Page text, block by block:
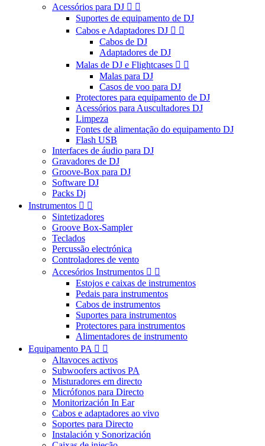
Acessórios para DJ  
Suportes de equipamento de DJ
Cabos e Adaptadores DJ  
Cabos de DJ
Adaptadores de DJ
Malas de DJ e Flightcases  
Malas para DJ
Casos de voo para DJ
Protectores para equipamento de DJ
Acessórios para Auscultadores DJ
Limpeza
Fontes de alimentação do equipamento DJ
Flash USB
Interfaces de áudio para DJ
Gravadores de DJ
Groove-Box para DJ
Software DJ
Packs Dj
Instrumentos  
Sintetizadores
Groove Box-Sampler
Teclados
Percussão electrónica
Controladores de vento
Accesórios Instrumentos  
Estojos e caixas de instrumentos
Pedais para instrumentos
Cabos de instrumentos
Suportes para instrumentos
Protectores para instrumentos
Alimentadores de instrumento
Equipamento PA  
Altavoces activos
Subwoofers activos PA
Misturadores em directo
Micrófonos para Directo
Monitorización In Ear
Cabos e adaptadores ao vivo
Soportes para Directo
Instalación y Sonorización